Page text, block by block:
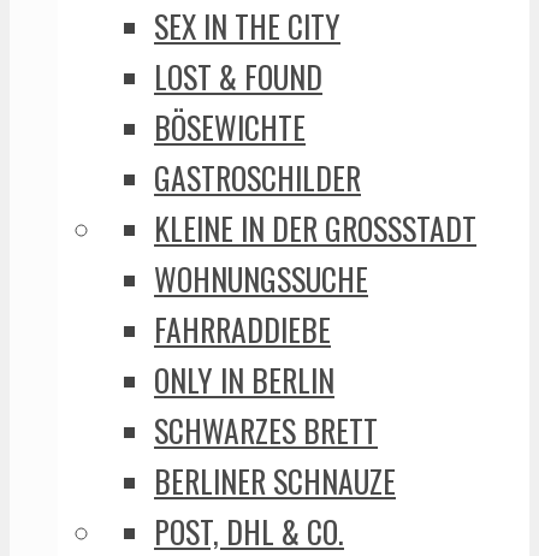
SEX IN THE CITY
LOST & FOUND
BÖSEWICHTE
GASTROSCHILDER
KLEINE IN DER GROSSSTADT
WOHNUNGSSUCHE
FAHRRADDIEBE
ONLY IN BERLIN
SCHWARZES BRETT
BERLINER SCHNAUZE
POST, DHL & CO.